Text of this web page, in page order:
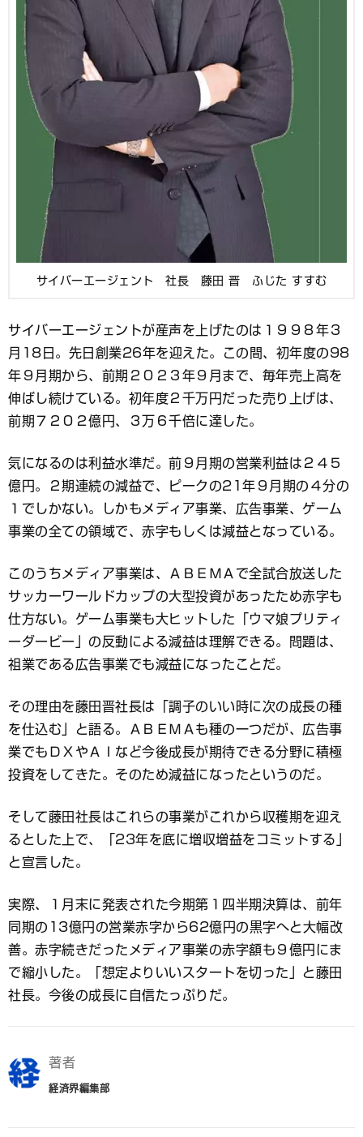
サイバーエージェント 社長 藤田 晋 ふじた すすむ
サイバーエージェントが産声を上げたのは１９９８年３
月18日。先日創業26年を迎えた。この間、初年度の98
年９月期から、前期２０２３年９月まで、毎年売上高を
伸ばし続けている。初年度２千万円だった売り上げは、
前期７２０２億円、３万６千倍に達した。
気になるのは利益水準だ。前９月期の営業利益は２４５
億円。２期連続の減益で、ピークの21年９月期の４分の
１でしかない。しかもメディア事業、広告事業、ゲーム
事業の全ての領域で、赤字もしくは減益となっている。
このうちメディア事業は、ＡＢＥＭＡで全試合放送した
サッカーワールドカップの大型投資があったため赤字も
仕方ない。ゲーム事業も大ヒットした「ウマ娘プリティ
ーダービー」の反動による減益は理解できる。問題は、
祖業である広告事業でも減益になったことだ。
その理由を藤田晋社長は「調子のいい時に次の成長の種
を仕込む」と語る。ＡＢＥＭＡも種の一つだが、広告事
業でもＤＸやＡＩなど今後成長が期待できる分野に積極
投資をしてきた。そのため減益になったというのだ。
そして藤田社長はこれらの事業がこれから収穫期を迎え
るとした上で、「23年を底に増収増益をコミットする」
と宣言した。
実際、１月末に発表された今期第１四半期決算は、前年
同期の13億円の営業赤字から62億円の黒字へと大幅改
善。赤字続きだったメディア事業の赤字額も９億円にま
で縮小した。「想定よりいいスタートを切った」と藤田
社長。今後の成長に自信たっぷりだ。
著者
経済界編集部